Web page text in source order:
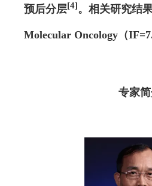
预后分层[4]。相关研究结
Molecular Oncology（
专家